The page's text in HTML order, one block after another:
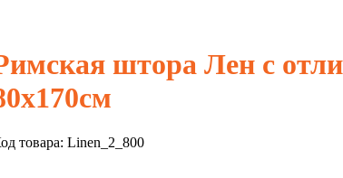
штора Лен с
товара: Linen_2_800